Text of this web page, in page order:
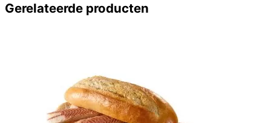
Gerelateerde producten